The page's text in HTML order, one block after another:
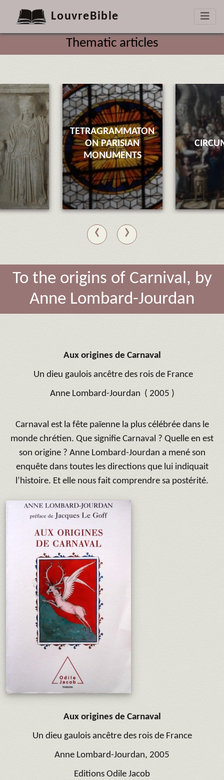
LouvreBible
Thematic articles
TETRAGRAMMATON
ON PARISIAN
MONUMENTS
‹ ›
To the origins of Carnival, by
Anne Lombard-Jourdan
Aux origines de Carnaval
Un dieu gaulois ancêtre des rois de France
Anne Lombard-Jourdan ( 2005 )
Carnaval est la fête païenne la plus célébrée dans le
monde chrétien. Que signifie Carnaval ? Quelle en est
son origine ? Anne Lombard-Jourdan a mené son
enquête dans toutes les directions que lui indiquait
l’histoire. Et elle nous fait comprendre sa postérité.
Aux origines de Carnaval
Un dieu gaulois ancêtre des rois de France
Anne Lombard-Jourdan, 2005
Editions Odile Jacob